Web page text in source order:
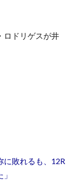
ロドリゲスが井
に敗れるも、12R